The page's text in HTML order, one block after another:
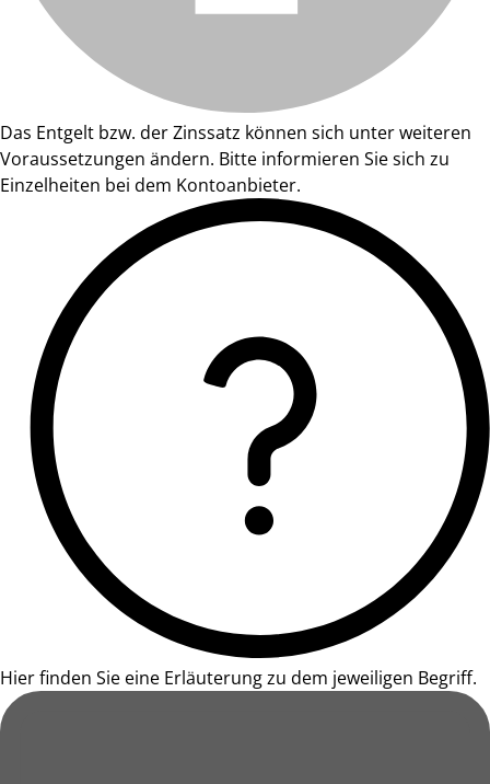
Das Entgelt bzw. der Zinssatz können sich unter weiteren
Voraussetzungen ändern. Bitte informieren Sie sich zu
Einzelheiten bei dem Kontoanbieter.
Hier finden Sie eine Erläuterung zu dem jeweiligen Begriff.